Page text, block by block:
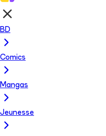
BD
Comics
Mangas
Jeunesse